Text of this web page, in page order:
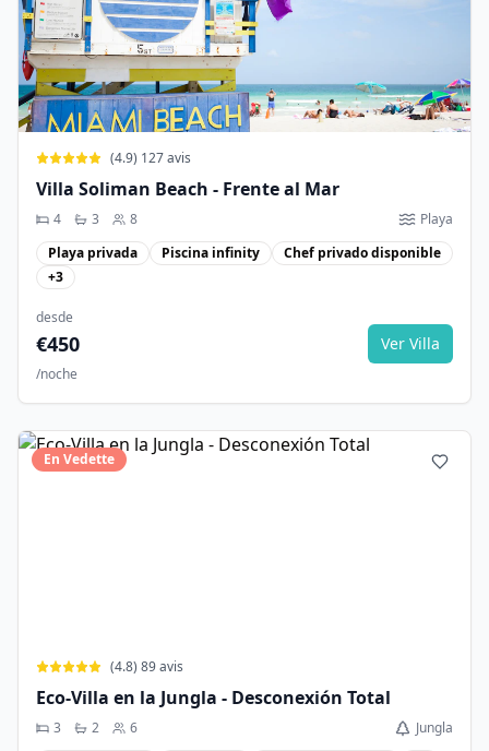
(4.9) 127avis
Villa Soliman Beach - Frente al Mar
4 3 8
Playa
Playa privada
Piscina infinity
Chef privado disponible
+3
desde
€450
/noche
Ver Villa
En Vedette
(4.8) 89avis
Eco-Villa en la Jungla - Desconexión Total
3 2 6
Jungla